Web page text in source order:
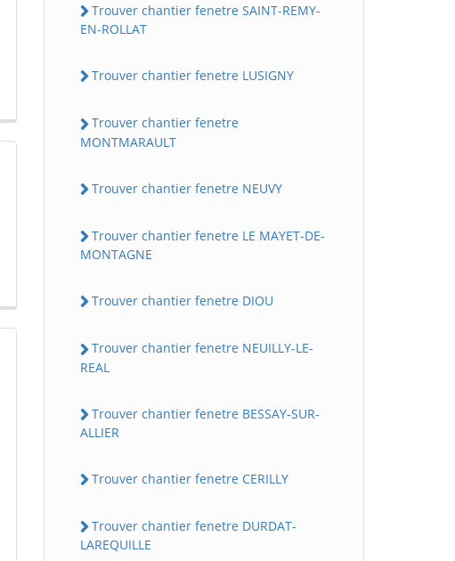
Trouver chantier fenetre SAINT-REMY-
EN-ROLLAT
Trouver chantier fenetre LUSIGNY
Trouver chantier fenetre
MONTMARAULT
Trouver chantier fenetre NEUVY
Trouver chantier fenetre LE MAYET-DE-
MONTAGNE
Trouver chantier fenetre DIOU
Trouver chantier fenetre NEUILLY-LE-
REAL
Trouver chantier fenetre BESSAY-SUR-
ALLIER
Trouver chantier fenetre CERILLY
Trouver chantier fenetre DURDAT-
LAREQUILLE